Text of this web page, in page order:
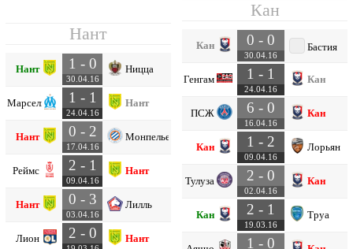
Нант
Нант 1 - 0
30.04.16
Ницца
Марсель 1 - 1
24.04.16
Нант
Нант 0 - 2
17.04.16
Монпелье
Реймс 2 - 1
09.04.16
Нант
Нант 0 - 3
03.04.16
Лилль
Лион 2 - 0 Нант
Кан
Кан 0 - 0
30.04.16
Бастия
Генгам 1 - 1
24.04.16
Кан
ПСЖ 6 - 0
16.04.16
Кан
Кан 1 - 2
09.04.16
Лорьян
Тулуза 2 - 0
02.04.16
Кан
Кан 2 - 1
19.03.16
Труа
1 - 0